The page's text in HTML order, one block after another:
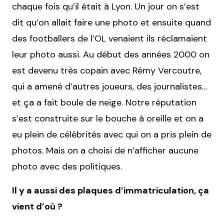
chaque fois qu’il était à Lyon. Un jour on s’est
dit qu’on allait faire une photo et ensuite quand
des footballers de l’OL venaient ils réclamaient
leur photo aussi. Au début des années 2000 on
est devenu très copain avec Rémy Vercoutre,
qui a amené d’autres joueurs, des journalistes…
et ça a fait boule de neige. Notre réputation
s’est construite sur le bouche à oreille et on a
eu plein de célébrités avec qui on a pris plein de
photos. Mais on a choisi de n’afficher aucune
photo avec des politiques.
Il y a aussi des plaques d’immatriculation, ça
vient d’où ?